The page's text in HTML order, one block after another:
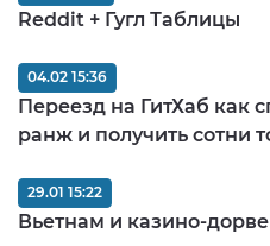
Reddit + Гугл Таблицы
Переезд на ГитХаб как
ранж и получить сотни
04.02 15:36
Вьетнам и казино-
29.01 15:22